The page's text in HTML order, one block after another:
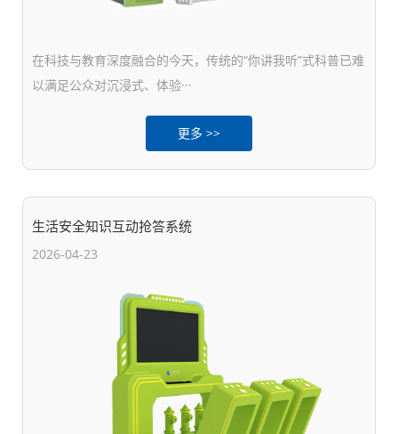
在科技与教育深度融合的今天，传统的“你讲我听”式科普已难
以满足公众对沉浸式、体验···
更多 >>
生活安全知识互动抢答系统
2026-04-23